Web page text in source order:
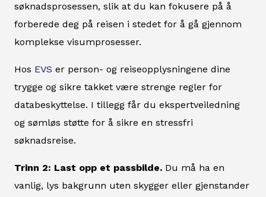
søknadsprosessen, slik at du kan fokusere på å
forberede deg på reisen i stedet for å gå gjennom
komplekse visumprosesser.
Hos EVS er person- og reiseopplysningene dine
trygge og sikre takket være strenge regler for
databeskyttelse. I tillegg får du ekspertveiledning
og sømløs støtte for å sikre en stressfri
søknadsreise.
Trinn 2: Last opp et passbilde. Du må ha en
vanlig, lys bakgrunn uten skygger eller gjenstander